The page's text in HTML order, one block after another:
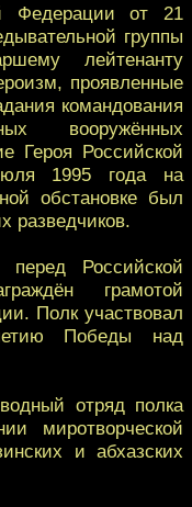
Федерации от 21
группы
лейтенанту
проявленные
командования
вооружённых
Героя Российской
1995 года на
обстановке был
разведчиков.
Российской
грамотой
Полк участвовал
Победы над
отряд полка
миротворческой
и абхазских